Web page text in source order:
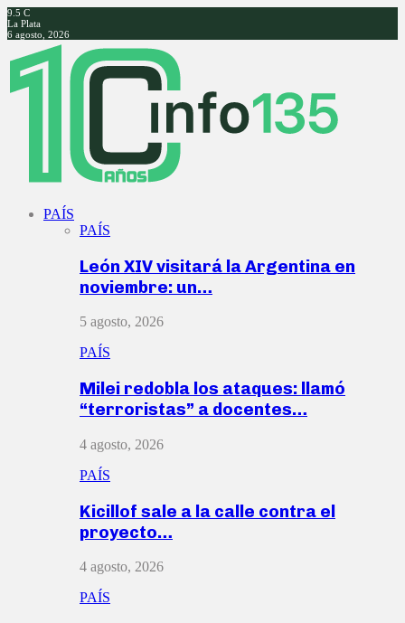
9.5 C
La Plata
6 agosto, 2026
Facebook
Twitter
Instagram
Youtube
PAÍS
PAÍS
León XIV visitará la Argentina en
noviembre: un…
5 agosto, 2026
PAÍS
Milei redobla los ataques: llamó
“terroristas” a docentes…
4 agosto, 2026
PAÍS
Kicillof sale a la calle contra el
proyecto…
4 agosto, 2026
PAÍS